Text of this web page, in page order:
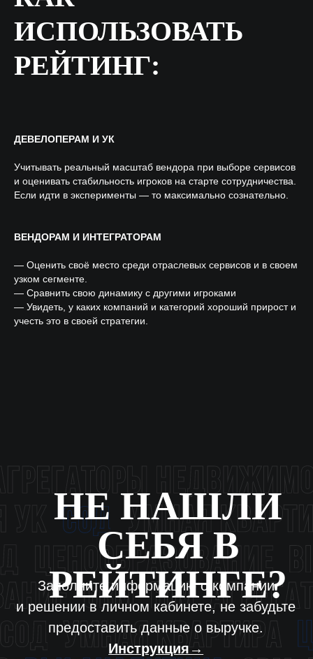
Для включения в рейтинг необходимо заполнить данные в ЛК
и указать актуальные фин показатели за 2025 год. Инструкция →
ИСПОЛЬЗОВАТЬ
РЕЙТИНГ:
ДЕВЕЛОПЕРАМ И УК
Учитывать реальный масштаб вендора при выборе сервисов
и оценивать стабильность игроков на старте сотрудничества.
Если идти в эксперименты — то максимально сознательно.
ВЕНДОРАМ И ИНТЕГРАТОРАМ
— Оценить своё место среди отраслевых сервисов и в своем
узком сегменте.
— Сравнить свою динамику с другими игроками
— Увидеть, у каких компаний и категорий хороший прирост и
учесть это в своей стратегии.
Согласие на осуществление рекламной
рассылки
Оферта
Согласие на обработку персональных данных
Политика конфиденциальности
© ООО «Цифровые медиаресурсы»,
г. Екатеринбург, ул. Малышева, стр. 53
ПОДПИСАТЬСЯ
ПОДКАСТЫ YOUTUBE
главный эксперт проекта